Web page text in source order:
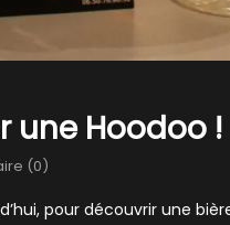
une Hoodoo !
(0)
pour découvrir une